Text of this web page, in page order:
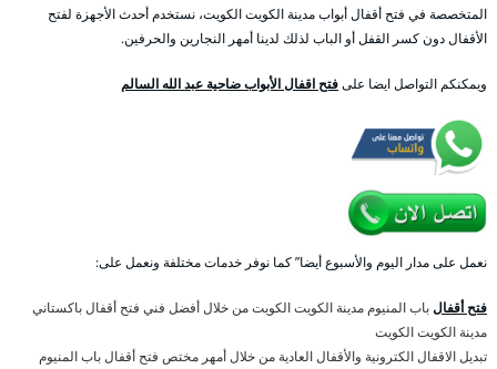
المتخصصة في فتح أقفال أبواب مدينة الكويت الكويت، نستخدم أحدث الأجهزة لفتح
الأقفال دون كسر القفل أو الباب لذلك لدينا أمهر النجارين والحرفين.
ويمكنكم التواصل ايضا علىفتح اقفال الأبواب ضاحية عبد الله السالم
نعمل على مدار اليوم والأسبوع أيضا” كما نوفر خدمات مختلفة ونعمل على:
فتح أقفالباب المنيوم مدينة الكويت الكويت من خلال أفضل فني فتح أقفال باكستاني
مدينة الكويت الكويت
تبديل الاقفال الكترونية والأقفال العادية من خلال أمهر مختص فتح أقفال باب المنيوم